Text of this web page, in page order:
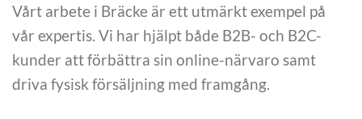
Vårt arbete i Bräcke är ett utmärkt exempel på
vår expertis. Vi har hjälpt både B2B- och B2C-
kunder att förbättra sin online-närvaro samt
driva fysisk försäljning med framgång.